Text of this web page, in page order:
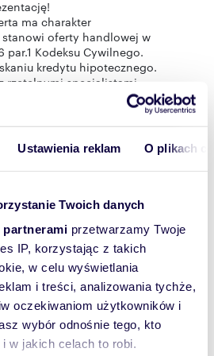
Ustawienia reklam O plikach
Twoich danych
partnerami przetwarzamy Twoje
IP, korzystając z takich
w celu wyświetlania
i treści, analizowania tychże,
oczekiwaniom użytkowników i
wybór odnośnie tego, kto
w jakich celach to robi.
ma charakter
oferty handlowej w
par.1 Kodeksu Cywilnego.
kredytu hipotecznego.
rzetelnymi specjalistami
m 2
pomorskiepowiat:
gmina: Szemud
Koleczkowoulica:
w tej lokalizacji